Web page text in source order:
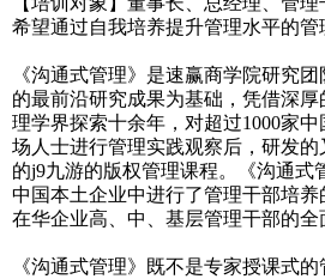
希望通过自我培养提升管理水平的管
《沟通式管理》是速赢商学院研究
的最前沿研究成果为基础，凭借深
理学界探索十余年，对超过1000家中
场人士进行管理实践观察后，研发的
的j9九游的版权管理课程。《沟通式
中国本土企业中进行了管理干部培
在华企业高、中、基层管理干部的全
《沟通式管理》既不是专家授课式